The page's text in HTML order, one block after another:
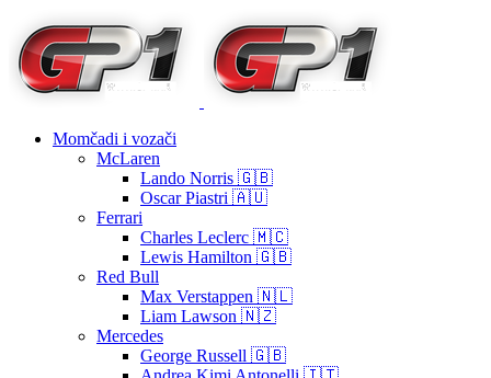
Momčadi i vozači
McLaren
Lando Norris 🇬🇧
Oscar Piastri 🇦🇺
Ferrari
Charles Leclerc 🇲🇨
Lewis Hamilton 🇬🇧
Red Bull
Max Verstappen 🇳🇱
Liam Lawson 🇳🇿
Mercedes
George Russell 🇬🇧